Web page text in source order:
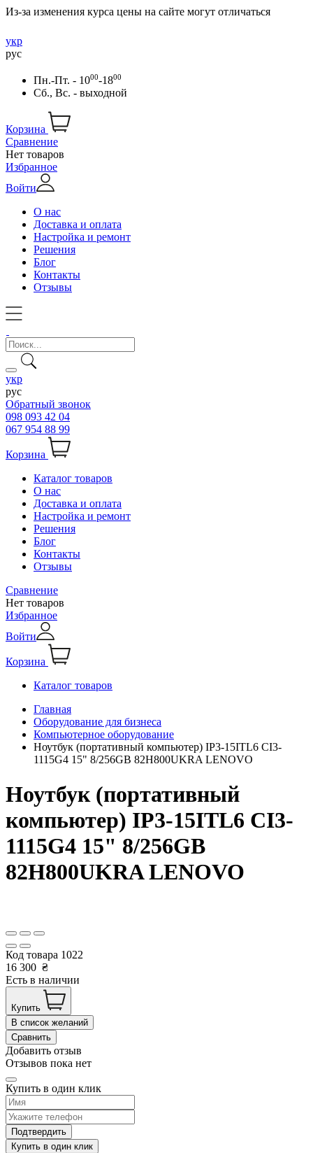
Из-за изменения курса цены на сайте могут отличаться
укр
рус
Пн.-Пт. - 1000-1800
Сб., Вс. - выходной
Корзина
Сравнение
Нет товаров
Избранное
Войти
О нас
Доставка и оплата
Настройка и ремонт
Решения
Блог
Контакты
Отзывы
укр
рус
Обратный звонок
098 093 42 04
067 954 88 99
Корзина
Каталог товаров
О нас
Доставка и оплата
Настройка и ремонт
Решения
Блог
Контакты
Отзывы
Сравнение
Нет товаров
Избранное
Войти
Корзина
Каталог товаров
Главная
Оборудование для бизнеса
Компьютерное оборудование
Ноутбук (портативный компьютер) IP3-15ITL6 CI3-
1115G4 15" 8/256GB 82H800UKRA LENOVO
Ноутбук (портативный
компьютер) IP3-15ITL6 CI3-
1115G4 15" 8/256GB
82H800UKRA LENOVO
Код товара 1022
16 300 ₴
Есть в наличии
Купить
В список желаний
Сравнить
Добавить отзыв
Отзывов пока нет
Купить в один клик
Подтвердить
Купить в один клик